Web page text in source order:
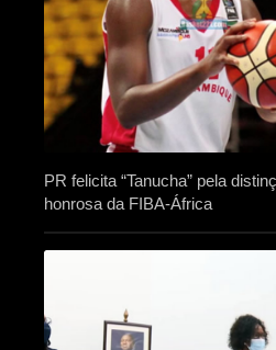
PR felicita “Tanucha” pela
honrosa da FIBA-África